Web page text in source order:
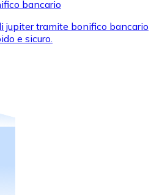
per acquistare
tuoi marchi preferiti con
regalo
bancario
jupiter tramite bonifico bancario
e sicuro.